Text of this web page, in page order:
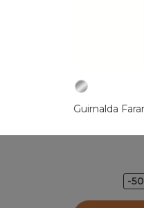
Guirnalda
-